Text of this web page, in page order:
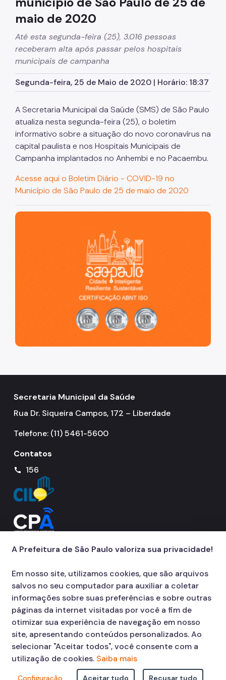
maio de 2020
Até esta segunda-feira (25), 3.016 pessoas
receberam alta após passar pelos hospitais
municipais de campanha
Segunda-feira, 25 de Maio de 2020 | Horário: 18:37
A Secretaria Municipal da Saúde (SMS) de São Paulo
atualiza nesta segunda-feira (25), o boletim
informativo sobre a situação do novo coronavírus na
capital paulista e nos Hospitais Municipais de
Campanha implantados no Anhembi e no Pacaembu.
Acesse aqui o Boletim Diário - COVID-19 no
Município de São Paulo de 25 de maio de 2020
São Paulo, cidade inteligente, resiliente e sustentável
Secretaria Municipal da Saúde
Rua Dr. Siqueira Campos, 172 – Liberdade
Telefone: (11) 5461-5600
Contatos
call 156
A Prefeitura de São Paulo valoriza sua privacidade!
Em nosso site, utilizamos cookies, que são arquivos
salvos no seu computador para auxiliar a coletar
informações sobre suas preferências e sobre outras
páginas da internet visitadas por você a fim de
otimizar sua experiência de navegação em nosso
site, apresentando conteúdos personalizados. Ao
selecionar "Aceitar todos", você consente com a
utilização de cookies. Saiba mais
Configuração Aceitar tudo Recusar tudo